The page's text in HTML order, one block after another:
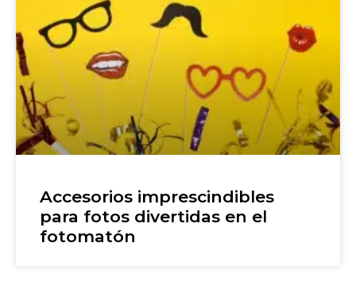
Accesorios imprescindibles
para fotos divertidas en el
fotomatón